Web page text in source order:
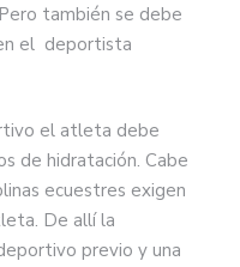
también se debe
el deportista
el atleta debe
de hidratación. Cabe
ecuestres exigen
De allí la
previo y una